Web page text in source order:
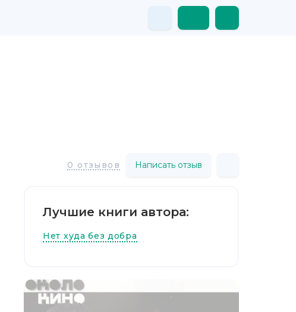
0 отзывов Написать отзыв
Лучшие книги автора:
Нет худа без добра